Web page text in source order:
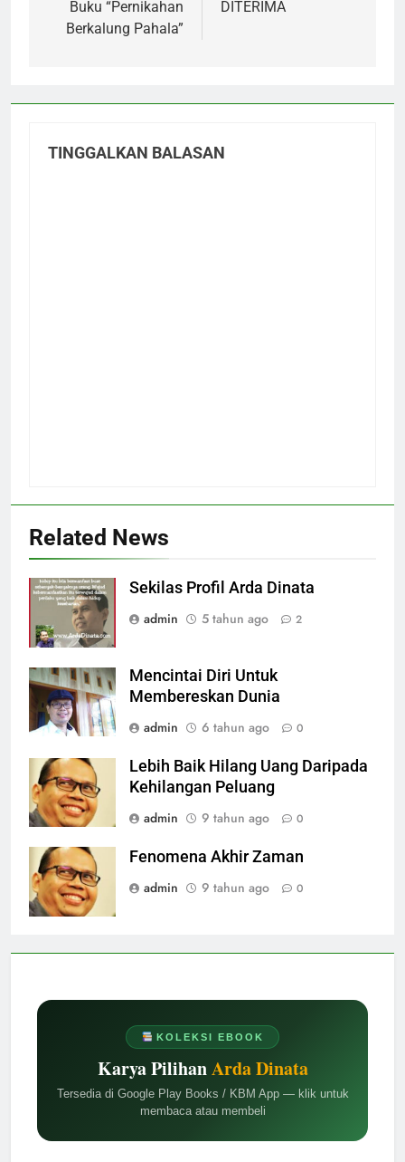
KOLEKSI EBOOK
Karya PilihanArda Dinata
Tersedia di Google Play Books / KBM App — klik untuk
membaca atau membeli
Buku “Pernikahan
Berkalung Pahala”
DITERIMA
TINGGALKAN BALASAN
Related News
Sekilas Profil Arda Dinata
admin
5 tahun ago 2
Mencintai Diri Untuk
Membereskan Dunia
admin
6 tahun ago 0
Lebih Baik Hilang Uang Daripada
Kehilangan Peluang
admin
9 tahun ago 0
Fenomena Akhir Zaman
admin
9 tahun ago 0